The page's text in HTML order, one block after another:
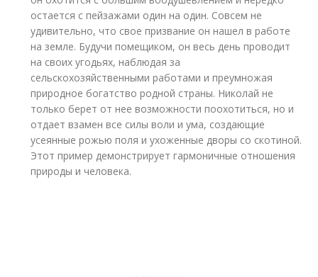
остается с пейзажами один на один. Совсем не
удивительно, что свое призвание он нашел в работе
на земле. Будучи помещиком, он весь день проводит
на своих угодьях, наблюдая за
сельскохозяйственными работами и преумножая
природное богатство родной страны. Николай не
только берет от нее возможности поохотиться, но и
отдает взамен все силы воли и ума, создающие
усеянные рожью поля и ухоженные дворы со скотиной.
Этот пример демонстрирует гармоничные отношения
природы и человека.